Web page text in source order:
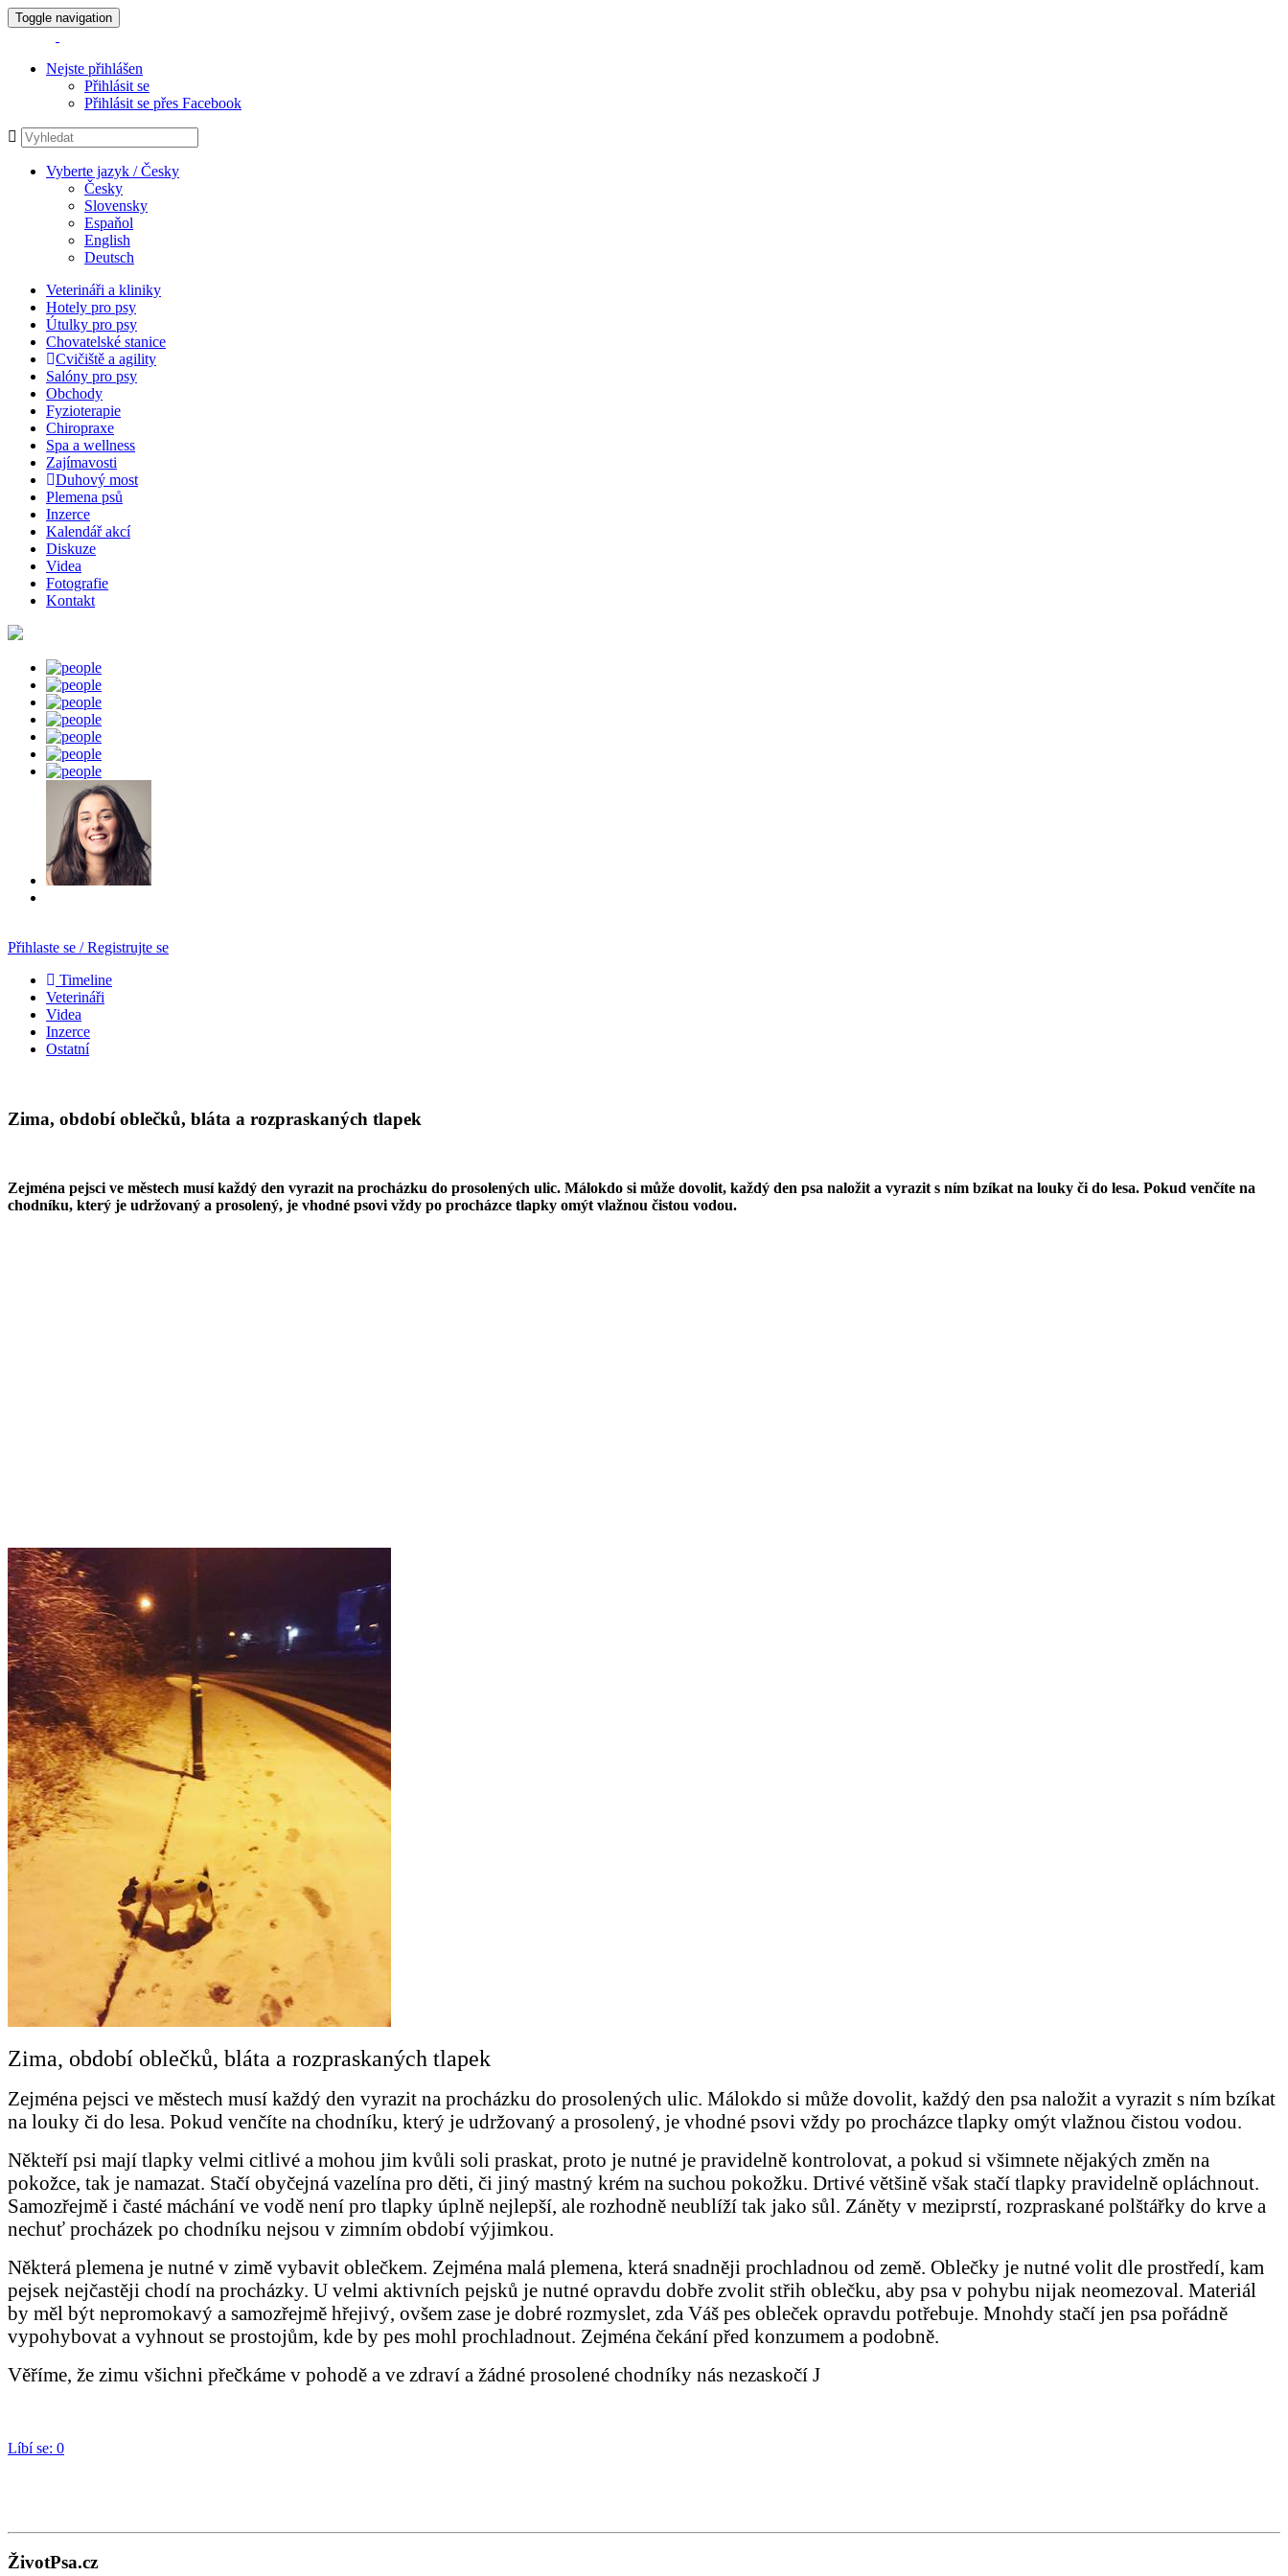
Toggle navigation
Nejste přihlášen
Přihlásit se
Přihlásit se přes Facebook
Vyberte jazyk / Česky
Česky
Slovensky
Espaňol
English
Deutsch
Veterináři a kliniky
Hotely pro psy
Útulky pro psy
Chovatelské stanice
Cvičiště a agility
Salóny pro psy
Obchody
Fyzioterapie
Chiropraxe
Spa a wellness
Zajímavosti
Duhový most
Plemena psů
Inzerce
Kalendář akcí
Diskuze
Videa
Fotografie
Kontakt
Přihlaste se / Registrujte se
Timeline
Veterináři
Videa
Inzerce
Ostatní
Zima, období oblečků, bláta a rozpraskaných tlapek
Zejména pejsci ve městech musí každý den vyrazit na procházku do prosolených ulic. Málokdo si může dovolit, každý den psa naložit a vyrazit s ním bzíkat na louky či do lesa. Pokud venčíte na
chodníku, který je udržovaný a prosolený, je vhodné psovi vždy po procházce tlapky omýt vlažnou čistou vodou.
Zima, období oblečků, bláta a rozpraskaných tlapek
Zejména pejsci ve městech musí každý den vyrazit na procházku do prosolených ulic. Málokdo si může dovolit, každý den psa naložit a vyrazit s ním bzíkat
na louky či do lesa. Pokud venčíte na chodníku, který je udržovaný a prosolený, je vhodné psovi vždy po procházce tlapky omýt vlažnou čistou vodou.
Někteří psi mají tlapky velmi citlivé a mohou jim kvůli soli praskat, proto je nutné je pravidelně kontrolovat, a pokud si všimnete nějakých změn na
pokožce, tak je namazat. Stačí obyčejná vazelína pro děti, či jiný mastný krém na suchou pokožku. Drtivé většině však stačí tlapky pravidelně opláchnout.
Samozřejmě i časté máchání ve vodě není pro tlapky úplně nejlepší, ale rozhodně neublíží tak jako sůl. Záněty v meziprstí, rozpraskané polštářky do krve a
nechuť procházek po chodníku nejsou v zimním období výjimkou.
Některá plemena je nutné v zimě vybavit oblečkem. Zejména malá plemena, která snadněji prochladnou od země. Oblečky je nutné volit dle prostředí, kam
pejsek nejčastěji chodí na procházky. U velmi aktivních pejsků je nutné opravdu dobře zvolit střih oblečku, aby psa v pohybu nijak neomezoval. Materiál
by měl být nepromokavý a samozřejmě hřejivý, ovšem zase je dobré rozmyslet, zda Váš pes obleček opravdu potřebuje. Mnohdy stačí jen psa pořádně
vypohybovat a vyhnout se prostojům, kde by pes mohl prochladnout. Zejména čekání před konzumem a podobně.
Věříme, že zimu všichni přečkáme v pohodě a ve zdraví a žádné prosolené chodníky nás nezaskočí J
Líbí se: 0
ŽivotPsa.cz